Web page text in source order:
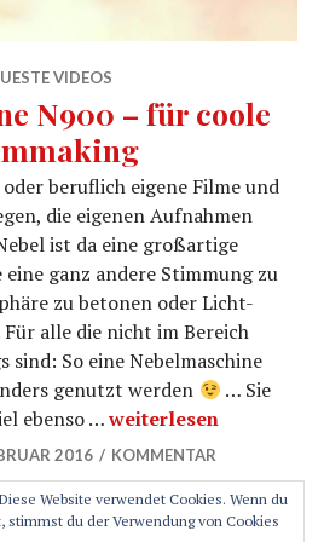
VIDEOS
N900 – für coole
beruflich eigene Filme und
die eigenen Aufnahmen
ist da eine großartige
ganz andere Stimmung zu
zu betonen oder Licht-
alle die nicht im Bereich
sind: So eine Nebelmaschine
genutzt werden
… Sie
ebenso …Nebelmaschine N900
weiterlesen
2016
KOMMENTAR
Website verwendet Cookies. Wenn du
du der Verwendung von Cookies